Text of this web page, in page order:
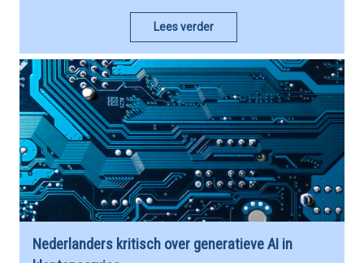
Lees verder
Nederlanders kritisch over generatieve AI in